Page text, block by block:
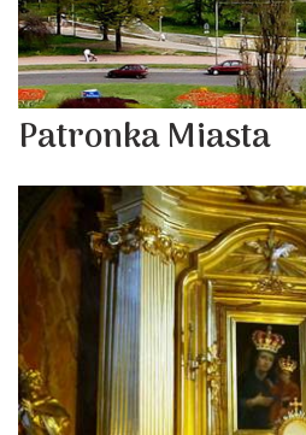
Patronka Miasta